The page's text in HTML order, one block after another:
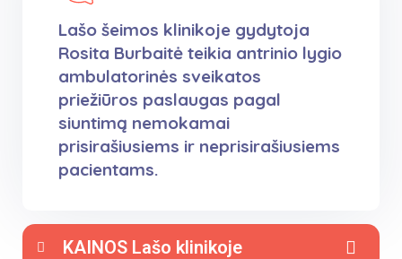
Lašo šeimos klinikoje gydytoja
Rosita Burbaitė teikia antrinio lygio
ambulatorinės sveikatos
priežiūros paslaugas pagal
siuntimą nemokamai
prisirašiusiems ir neprisirašiusiems
pacientams.
KAINOS Lašo klinikoje